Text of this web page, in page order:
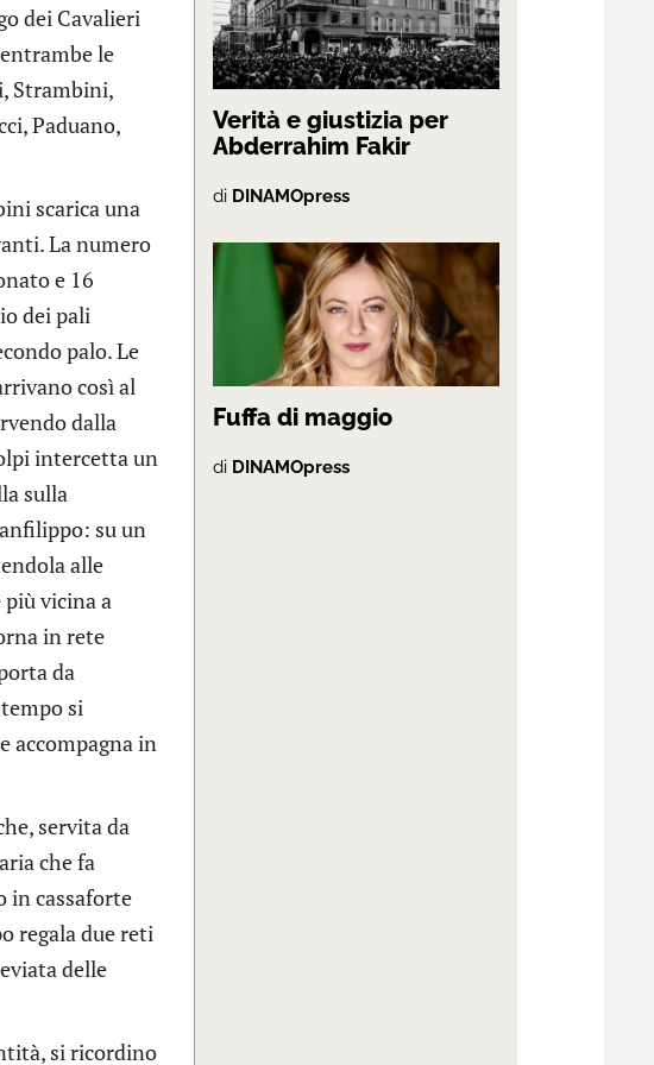
dei Cavalieri
le
Strambini,
Paduano,
scarica una
La numero
e 16
dei pali
palo. Le
così al
dalla
intercetta un
sulla
su un
alle
vicina a
in rete
da
si
accompagna in
servita da
che fa
in cassaforte
regala due reti
delle
si ricordino
Verità e giustizia per
Abderrahim Fakir
di DINAMOpress
Fuffa di maggio
di DINAMOpress